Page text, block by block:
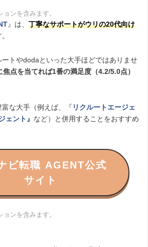
ンを含みます。
』は、 丁寧なサポートがウリの20代向け
トやdodaといった大手ほどではありませ
点を当てれば1番の満足度（4.2/5.0点）
な大手（例えば、『 リクルートエージェ
ェント』 など）と併用することをおすすめ
ビ転職 AGENT公式
サイト
ンを含みます。